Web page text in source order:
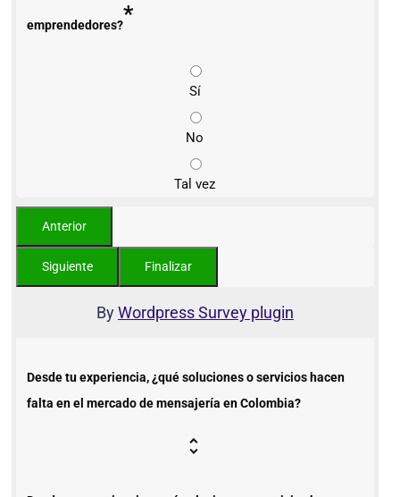
emprendedores?*
Sí
No
Tal vez
ByWordpress Survey plugin
Desde tu experiencia, ¿qué soluciones o servicios hacen
falta en el mercado de mensajería en Colombia?